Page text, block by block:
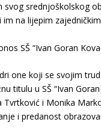
srednjoškolskog
im na lijepim
SŠ “Ivan Goran
one koji se svojim
titulu u SŠ “Ivan
Tvrtković i Monika
i predanost